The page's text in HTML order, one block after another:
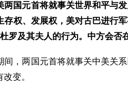
国元首将就事关世界和平与
权、发展权，美对古巴进行
罗及其夫人的行为。中方会否
，两国元首将就事关中美关
变。